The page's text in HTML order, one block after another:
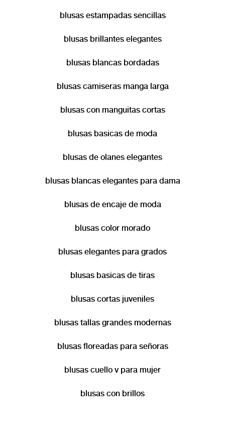
blusas estampadas sencillas
blusas brillantes elegantes
blusas blancas bordadas
blusas camiseras manga larga
blusas con manguitas cortas
blusas basicas de moda
blusas de olanes elegantes
blusas blancas elegantes para dama
blusas de encaje de moda
blusas color morado
blusas elegantes para grados
blusas basicas de tiras
blusas cortas juveniles
blusas tallas grandes modernas
blusas floreadas para señoras
blusas cuello v para mujer
blusas con brillos